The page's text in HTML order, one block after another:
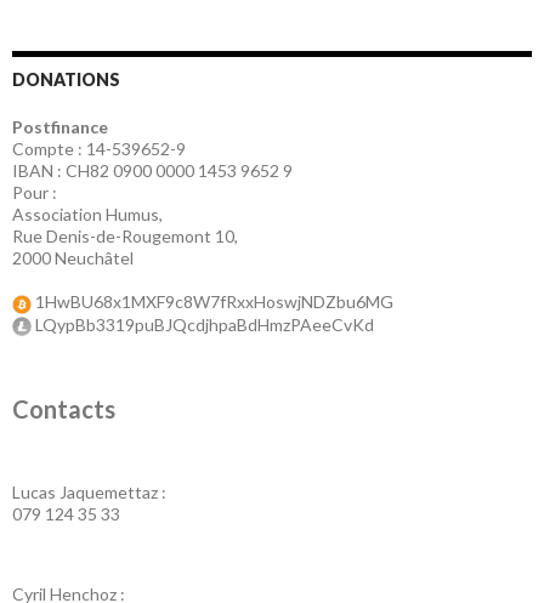
DONATIONS
Postfinance
Compte : 14-539652-9
IBAN : CH82 0900 0000 1453 9652 9
Pour :
Association Humus,
Rue Denis-de-Rougemont 10,
2000 Neuchâtel
1HwBU68x1MXF9c8W7fRxxHoswjNDZbu6MG
LQypBb3319puBJQcdjhpaBdHmzPAeeCvKd
Contacts
Lucas Jaquemettaz :
079 124 35 33
Cyril Henchoz :